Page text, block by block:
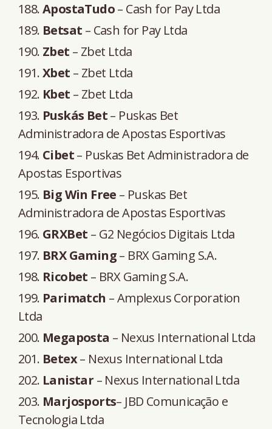
ApostaTudo– Cash for Pay Ltda
Betsat – Cash for Pay Ltda
Zbet – Zbet Ltda
Xbet – Zbet Ltda
Kbet – Zbet Ltda
Puskás Bet– Puskas Bet
Administradora de Apostas Esportivas
Cibet– Puskas Bet Administradora de
Apostas Esportivas
Big Win Free – Puskas Bet
Administradora de Apostas Esportivas
GRXBet – G2 Negócios Digitais Ltda
BRX Gaming– BRX Gaming S.A.
Ricobet – BRX Gaming S.A.
Parimatch – Amplexus Corporation
Ltda
Megaposta – Nexus International Ltda
Betex– Nexus International Ltda
Lanistar – Nexus International Ltda
Marjosports– JBD Comunicação e
Tecnologia Ltda